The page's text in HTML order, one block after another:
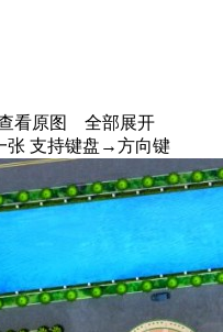
看原图 全部展开